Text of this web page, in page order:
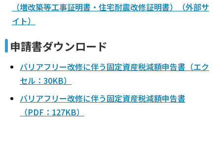
（増改築等工事証明書・住宅耐震改修証明書）（外部サ
イト）
申請書ダウンロード
バリアフリー改修に伴う固定資産税減額申告書（エク
セル：30KB）
バリアフリー改修に伴う固定資産税減額申告書
（PDF：127KB）